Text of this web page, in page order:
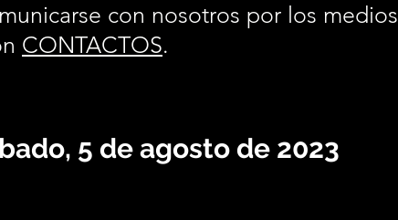
con nosotros por los medios
CONTACTOS.
5 de agosto de 2023